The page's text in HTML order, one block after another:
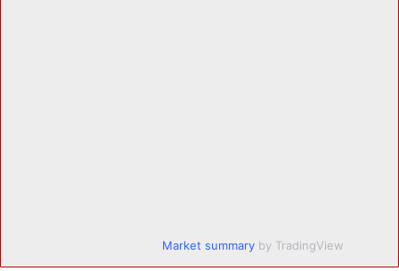
Market summary by TradingView